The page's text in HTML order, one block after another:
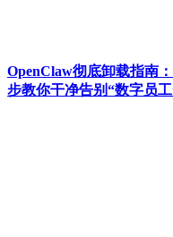
OpenClaw彻底卸载指南
步教你干净告别“数字员